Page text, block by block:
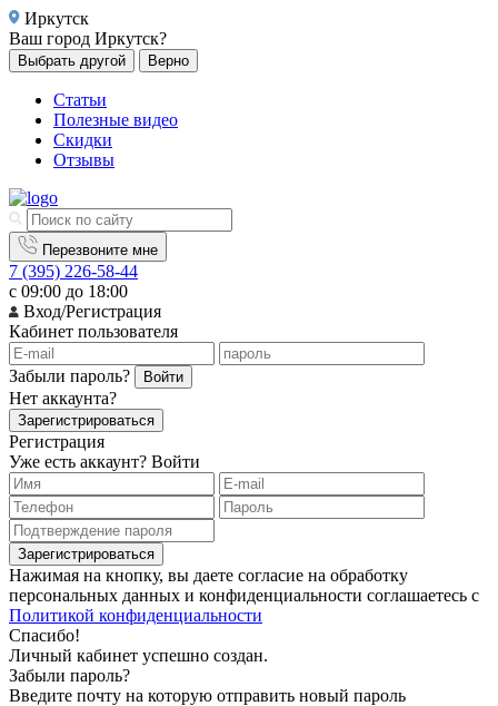
Иркутск
Ваш город Иркутск?
Выбрать другой Верно
Статьи
Полезные видео
Скидки
Отзывы
Перезвоните мне
7 (395) 226-58-44
с 09:00 до 18:00
Вход/Регистрация
Кабинет пользователя
Забыли пароль? Войти
Нет аккаунта?
Зарегистрироваться
Регистрация
Уже есть аккаунт? Войти
Зарегистрироваться
Нажимая на кнопку, вы даете согласие на обработку
персональных данных и конфиденциальности соглашаетесь с
Политикой конфиденциальности
Спасибо!
Личный кабинет успешно создан.
Забыли пароль?
Введите почту на которую отправить новый пароль